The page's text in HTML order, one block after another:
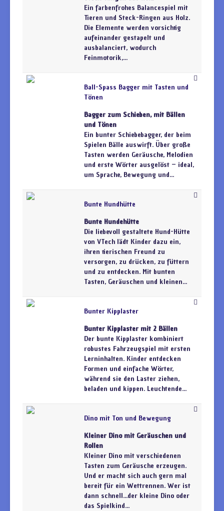
Ein farbenfrohes Balancespiel mit
Tieren und Steck-Ringen aus Holz.
Die Elemente werden vorsichtig
aufeinander gestapelt und
ausbalanciert, wodurch
Feinmotorik,...
Ball-Spass Bagger mit Tasten und
Tönen
Bagger zum Schieben, mit Bällen
und Tönen
Ein bunter Schiebebagger, der beim
Spielen Bälle auswirft. Über große
Tasten werden Geräusche, Melodien
und erste Wörter ausgelöst – ideal,
um Sprache, Bewegung und...
Bunte Hundhütte
Bunte Hundehütte
Die liebevoll gestaltete Hund-Hütte
von VTech lädt Kinder dazu ein,
ihren tierischen Freund zu
versorgen, zu drücken, zu füttern
und zu entdecken. Mit bunten
Tasten, Geräuschen und kleinen...
Bunter Kipplaster
Bunter Kipplaster mit 2 Bällen
Der bunte Kipplaster kombiniert
robustes Fahrzeugspiel mit ersten
Lerninhalten. Kinder entdecken
Formen und einfache Wörter,
während sie den Laster ziehen,
beladen und kippen. Leuchtende...
Dino mit Ton und Bewegung
Kleiner Dino mit Geräuschen und
Rollen
Kleiner Dino mit verschiedenen
Tasten zum Geräusche erzeugen.
Und er macht sich auch gern mal
bereit für ein Wettrennen. Wer ist
dann schnell...der kleine Dino oder
das Spielkind...